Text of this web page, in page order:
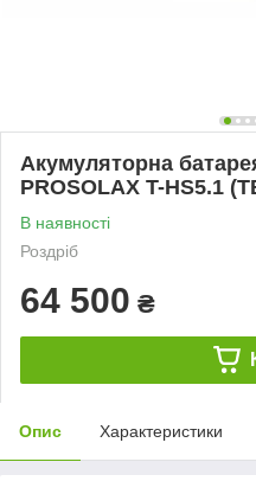
Акумуляторна
PROSOLAX T-HS5.1
В наявності
Роздріб
64 500 ₴
Опис Характеристики